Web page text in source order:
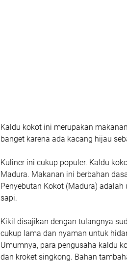
Kaldu kokot ini merupakan
banget karena ada kacang hijau
Kuliner ini cukup populer. Kaldu
Madura. Makanan ini berbahan
Penyebutan Kokot (Madura)
sapi.
Kikil disajikan dengan tulangnya
cukup lama dan nyaman untuk
Umumnya, para pengusaha kaldu
dan kroket singkong. Bahan